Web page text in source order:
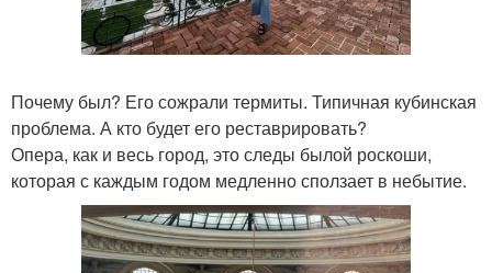
Почему был? Его сожрали термиты. Типичная кубинская
проблема. А кто будет его реставрировать?
Опера, как и весь город, это следы былой роскоши,
которая с каждым годом медленно сползает в небытие.